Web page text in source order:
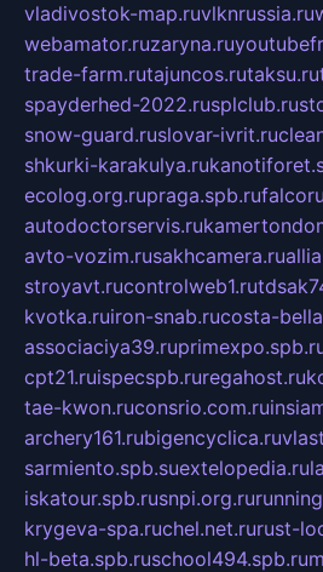
vladivostok-map.ruvlknrussia.ru
webamator.ruzaryna.ru
trade-farm.rutajuncos.rutaksu.ru
spayderhed-2022.rusplclub.ru
snow-guard.ruslovar-ivrit.ru
shkurki-karakulya.ru
ecolog.org.rupraga.spb.ru
autodoctorservis.ru
avto-vozim.rusakhcamera.ru
stroyavt.rucontrolweb1.ru
kvotka.ruiron-snab.rucosta-
associaciya39.ru
cpt21.ruispecspb.ruregahost.ru
tae-kwon.ruconsrio.com.ru
archery161.rubigencyclica.ru
sarmiento.spb.suextelopedia.ru
iskatour.spb.rusnpi.org.ru
krygeva-spa.ruchel.net.rurust-
hl-beta.spb.ruschool494.spb.ru